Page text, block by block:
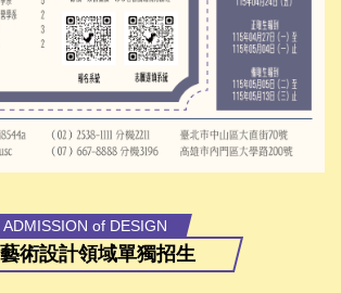
藝術設計領域單獨招生
ADMISSION of DESIGN